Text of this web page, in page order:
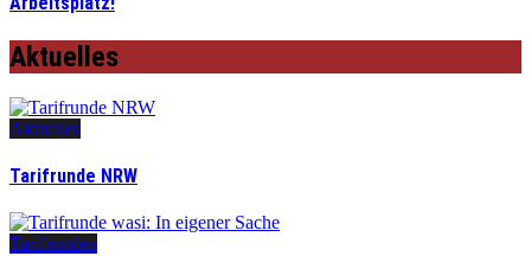
Aktuelles
Aktuelles
Tarifrunde NRW
Tarifrunden